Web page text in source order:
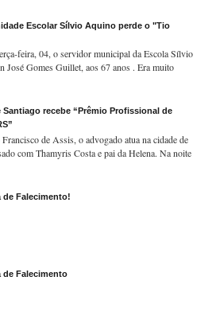
Escolar Sílvio Aquino perde o "Tio
feira, 04, o servidor municipal da Escola Sílvio
José Gomes Guillet, aos 67 anos . Era muito
recebe “Prêmio Profissional de
de Assis, o advogado atua na cidade de
com Thamyris Costa e pai da Helena. Na noite
de Falecimento!
de Falecimento